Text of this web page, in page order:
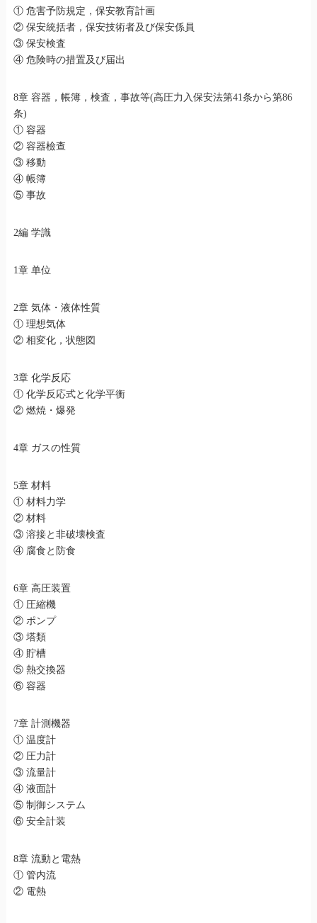
① 危害予防規定，保安教育計画
② 保安統括者，保安技術者及び保安係員
③ 保安検査
④ 危険時の措置及び届出
8章 容器，帳簿，検査，事故等(高圧力入保安法第41条から第86
条)
① 容器
② 容器檢查
③ 移動
④ 帳簿
⑤ 事故
2編 学識
1章 单位
2章 気体・液体性質
① 理想気体
② 相変化，状態図
3章 化学反応
① 化学反応式と化学平衡
② 燃焼・爆発
4章 ガスの性質
5章 材料
① 材料力学
② 材料
③ 溶接と非破壊検査
④ 腐食と防食
6章 高圧装置
① 圧縮機
② ポンプ
③ 塔類
④ 貯槽
⑤ 熱交換器
⑥ 容器
7章 計測機器
① 温度計
② 圧力計
③ 流量計
④ 液面計
⑤ 制御システム
⑥ 安全計装
8章 流動と電熱
① 管内流
② 電熱